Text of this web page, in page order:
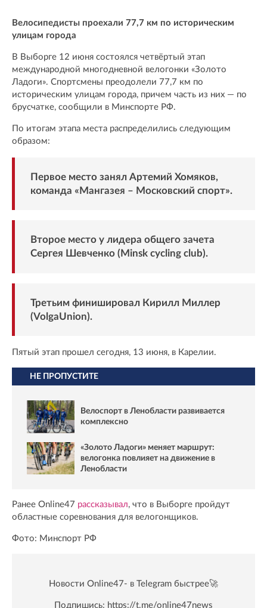
Велосипедисты проехали 77,7 км по историческим
улицам города
В Выборге 12 июня состоялся четвёртый этап
международной многодневной велогонки «Золото
Ладоги». Спортсмены преодолели 77,7 км по
историческим улицам города, причем часть из них — по
брусчатке, сообщили в Минспорте РФ.
По итогам этапа места распределились следующим
образом:
Первое место занял Артемий Хомяков,
команда «Мангазея – Московский спорт».
Второе место у лидера общего зачета
Сергея Шевченко (Minsk cycling club).
Третьим финишировал Кирилл Миллер
(VolgaUnion).
Пятый этап прошел сегодня, 13 июня, в Карелии.
НЕ ПРОПУСТИТЕ
Велоспорт в Ленобласти развивается
комплексно
«Золото Ладоги» меняет маршрут:
велогонка повлияет на движение в
Ленобласти
Ранее Online47 рассказывал, что в Выборге пройдут
областные соревнования для велогонщиков.
Фото: Минспорт РФ
Новости Online47- в Telegram быстрее🚀
Подпишись: https://t.me/online47news